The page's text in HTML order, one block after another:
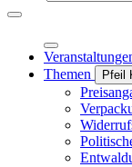
Themen
Pfeil